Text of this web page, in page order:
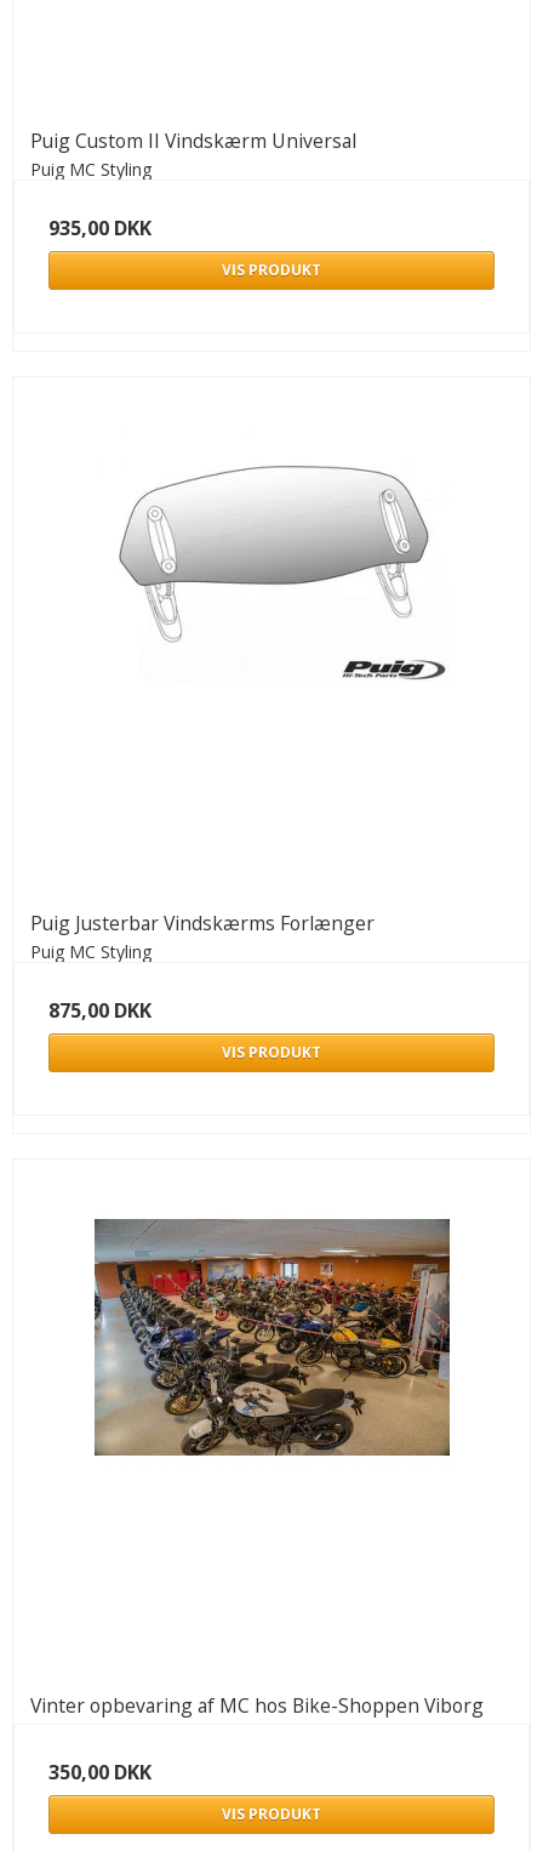
Puig Custom II Vindskærm Universal
Puig MC Styling
935,00 DKK
VIS PRODUKT
Puig Justerbar Vindskærms Forlænger
Puig MC Styling
875,00 DKK
VIS PRODUKT
Vinter opbevaring af MC hos Bike-Shoppen Viborg
350,00 DKK
VIS PRODUKT